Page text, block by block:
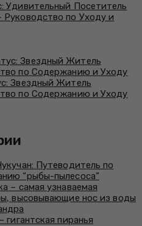
Удивительный Посетитель
по Уходу и
Звездный Житель
по Содержанию и Уходу
Путеводитель по
“рыбы-пылесоса”
– самая узнаваемая
высовывающие нос из воды
гигантская пиранья